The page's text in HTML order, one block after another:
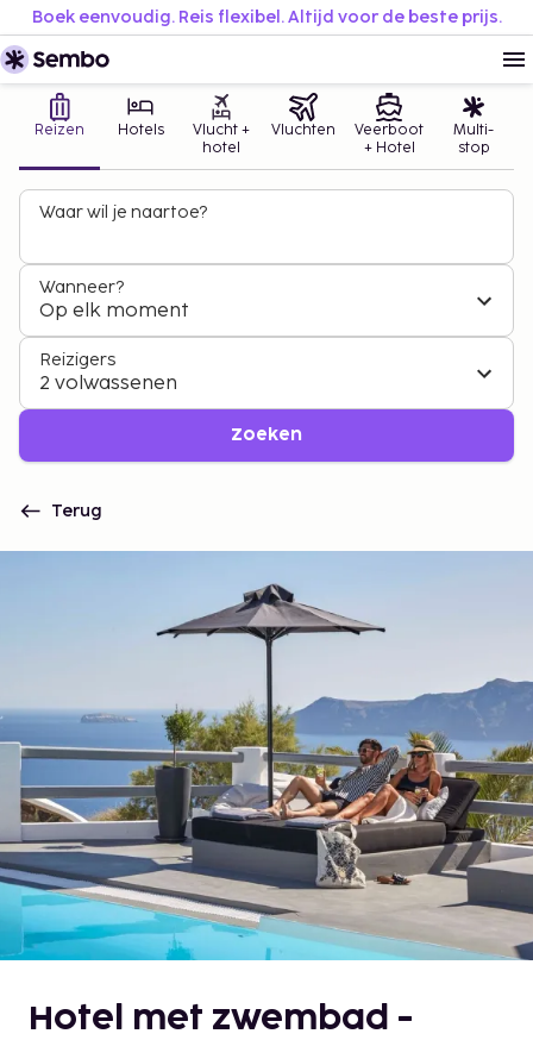
Boek eenvoudig. Reis flexibel. Altijd voor de beste prijs.
Reizen Hotels
Vlucht +
hotel
Vluchten
Veerboot
+ Hotel
Multi-
stop
Waar wil je naartoe?
Wanneer?
Op elk moment
Reizigers
2 volwassenen
Zoeken
Terug
Hotel met zwembad -